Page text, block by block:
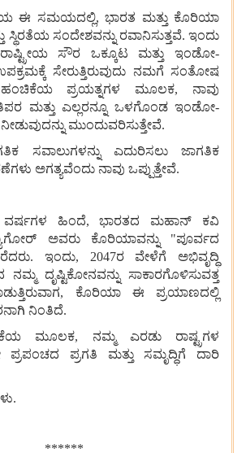
ಈ ಸಮಯದಲ್ಲಿ, ಭಾರತ ಮತ್ತು ಕೊರಿಯಾ
ಸ್ಥಿರತೆಯ ಸಂದೇಶವನ್ನು ರವಾನಿಸುತ್ತವೆ. ಇಂದು
ಸೌರ ಒಕ್ಕೂಟ ಮತ್ತು
ಇಂಡೋ-
ಸೇರುತ್ತಿರುವುದು ನಮಗೆ ಸಂತೋಷ
ಹಂಚಿಕೆಯ ಪ್ರಯತ್ನಗಳ
ಮೂಲಕ, ನಾವು
ಮತ್ತು ಎಲ್ಲರನ್ನೂ ಒಳಗೊಂಡ ಇಂಡೋ-
ನೀಡುವುದನ್ನು ಮುಂದುವರಿಸುತ್ತೇವೆ.
ಸವಾಲುಗಳನ್ನು ಎದುರಿಸಲು
ಜಾಗತಿಕ
ಅಗತ್ಯವೆಂದು ನಾವು ಒಪ್ಪುತ್ತೇವೆ.
ವರ್ಷಗಳ ಹಿಂದೆ, ಭಾರತದ ಮಹಾನ್
ಕವಿ
ಅವರು
ಕೊರಿಯಾವನ್ನು "ಪೂರ್ವದ
ಇಂದು, 2047ರ ವೇಳೆಗೆ
ಅಭಿವೃದ್ಧಿ
ನಮ್ಮ ದೃಷ್ಟಿಕೋನವನ್ನು ಸಾಕಾರಗೊಳಿಸುವತ್ತ
ಕೊರಿಯಾ ಈ
ಪ್ರಯಾಣದಲ್ಲಿ
ನಿಂತಿದೆ.
ಮೂಲಕ, ನಮ್ಮ ಎರಡು
ರಾಷ್ಟ್ರಗಳ
ಪ್ರಪಂಚದ ಪ್ರಗತಿ ಮತ್ತು ಸಮೃದ್ಧಿಗೆ
ದಾರಿ
******